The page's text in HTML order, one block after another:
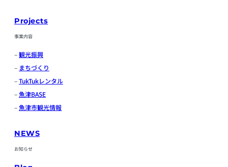
Projects
事業内容
–観光振興
– まちづくり
–TukTukレンタル
–魚津BASE
–魚津市観光情報
NEWS
お知らせ